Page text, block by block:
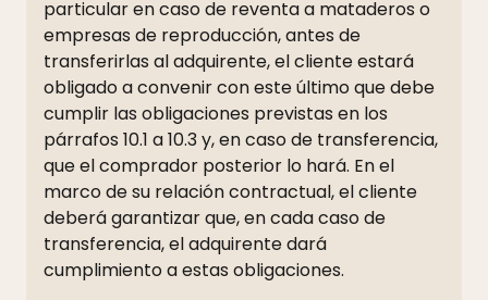
particular en caso de reventa a mataderos o
empresas de reproducción, antes de
transferirlas al adquirente, el cliente estará
obligado a convenir con este último que debe
cumplir las obligaciones previstas en los
párrafos 10.1 a 10.3 y, en caso de transferencia,
que el comprador posterior lo hará. En el
marco de su relación contractual, el cliente
deberá garantizar que, en cada caso de
transferencia, el adquirente dará
cumplimiento a estas obligaciones.